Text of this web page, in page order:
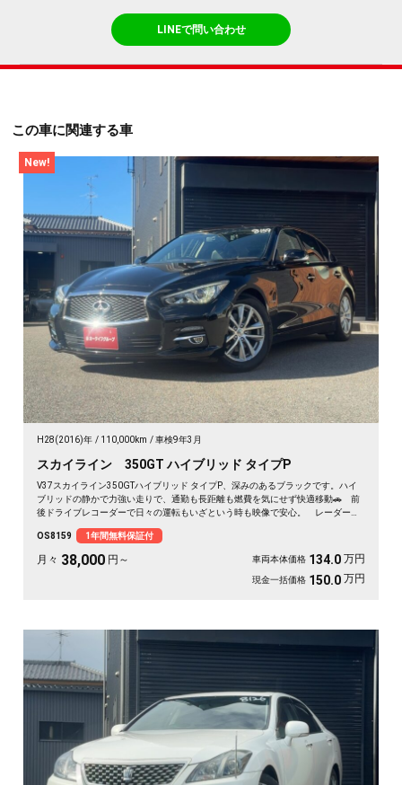
LINEで問い合わせ
この車に関連する車
New!
H28(2016)年 110,000km 車検9年3月
スカイライン 350GT ハイブリッド タイプP
V37スカイライン350GTハイブリッド タイプP、深みのあるブラックです。ハイ
ブリッドの静かで力強い走りで、通勤も長距離も燃費を気にせず快適移動🚗 前
後ドライブレコーダーで日々の運転もいざという時も映像で安心。 レーダーク
と停められます。 仕事帰りにふらっと遠出したくなる、そんな相棒です✨ 高
級セダンがお値打ち、《1年保証付》で気持ちよく乗り出せます💫👍
OS8159 1年間無料保証付
月々 38,000 円～ 車両本体価格 134.0 万円
現金一括価格 150.0 万円